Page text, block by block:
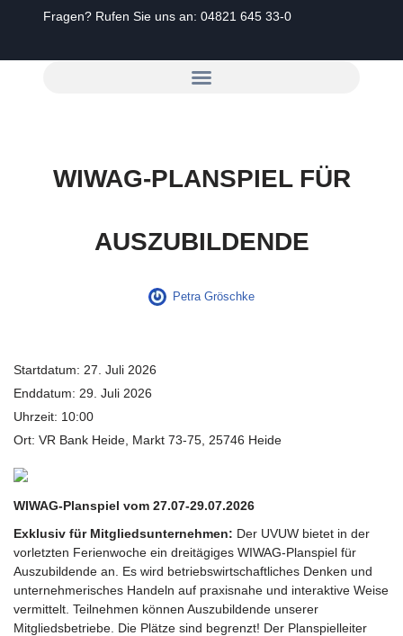
Fragen? Rufen Sie uns an: 04821 645 33-0
WIWAG-PLANSPIEL FÜR
AUSZUBILDENDE
Petra Gröschke
Startdatum: 27. Juli 2026
Enddatum: 29. Juli 2026
Uhrzeit: 10:00
Ort: VR Bank Heide, Markt 73-75, 25746 Heide
WIWAG-Planspiel vom 27.07-29.07.2026
Exklusiv für Mitgliedsunternehmen: Der UVUW bietet in der
vorletzten Ferienwoche ein dreitägiges WIWAG-Planspiel für
Auszubildende an. Es wird betriebswirtschaftliches Denken und
unternehmerisches Handeln auf praxisnahe und interaktive Weise
vermittelt. Teilnehmen können Auszubildende unserer
Mitgliedsbetriebe. Die Plätze sind begrenzt! Der Planspielleiter